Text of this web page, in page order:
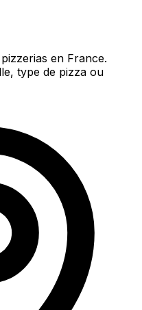
en France.
type de pizza ou